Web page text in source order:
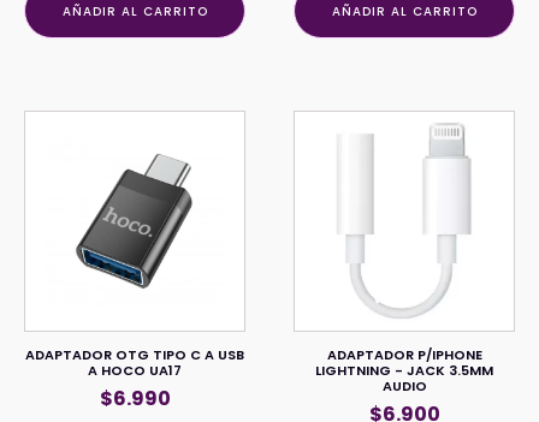
AÑADIR AL CARRITO AÑADIR AL CARRITO
ADAPTADOR OTG TIPO C A USB
A HOCO UA17
$6.990
ADAPTADOR P/IPHONE
LIGHTNING - JACK 3.5MM
AUDIO
$6.900